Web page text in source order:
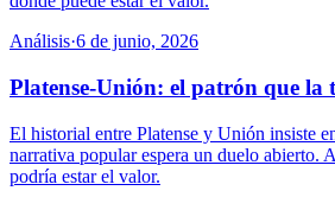
Análisis·6 de junio, 2026
Platense-Unión: el patrón que la
El historial entre Platense y Unión insiste
narrativa popular espera un duelo abierto.
podría estar el valor.